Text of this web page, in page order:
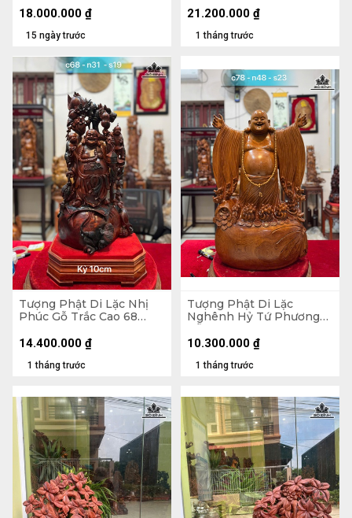
50 Sâu 22 (cm)
15 ngày trước
18.000.000 ₫
1 tháng trước
21.200.000 ₫
Tượng Phật Di Lặc Nhị
Phúc Gỗ Trắc Cao 68
1 tháng trước
14.400.000 ₫
Tượng Phật Di Lặc
Nghênh Hỷ Tứ Phương
Gỗ Ngọc Am Cao 78
Ngang 46 Sâu 23 (cm)
1 tháng trước
10.300.000 ₫